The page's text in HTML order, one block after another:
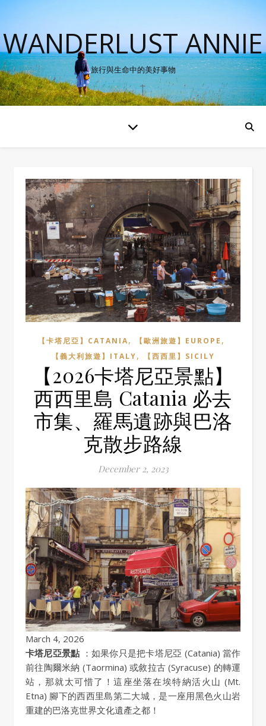
WANDERLUST ANNIE
旅行與生命中的美好事物
【卡塔尼亞】CATANIA, 【歐洲旅遊】EUROPE ,
【義大利旅遊】ITALY, 【西西里】SICILY
【2026卡塔尼亞景點】
西西里島 Catania 必去
市集、羅馬遺跡與巴洛
克散步路線
December 2, 2023
March 4, 2026
卡塔尼亞景點 ：如果你只是把卡塔尼亞 (Catania) 當作
前往陶爾米納 (Taormina) 或敘拉古 (Syracuse) 的轉運
站，那就太可惜了！這座坐落在埃特納活火山 (Mt.
Etna) 腳下的西西里島第二大城，是一座用黑色火山岩
重建的巴洛克世界文化遺產之都！